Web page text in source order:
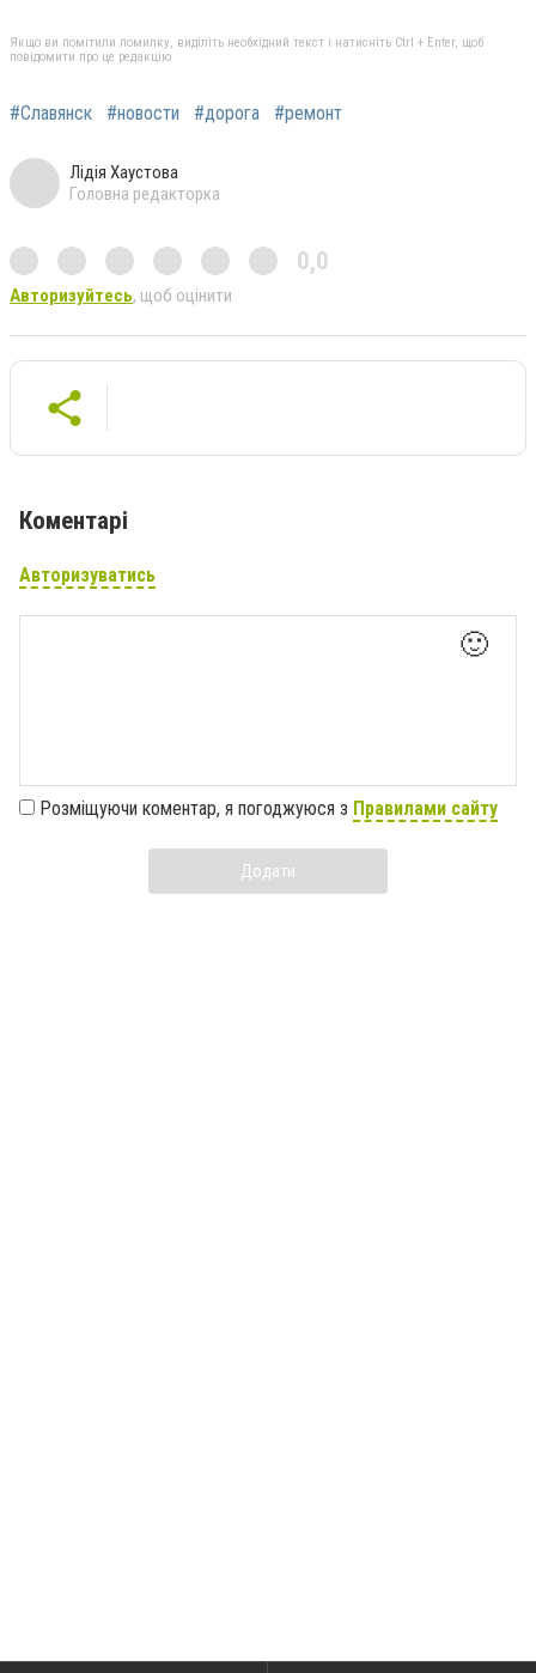
Якщо ви помітили помилку, виділіть необхідний текст і натисніть Ctrl + Enter, щоб
повідомити про це редакцію
#Славянск #новости #дорога #ремонт
Лідія Хаустова
Головна редакторка
0,0
Авторизуйтесь, щоб оцінити
Коментарі
Авторизуватись
🙂
Розміщуючи коментар, я погоджуюся з Правилами сайту
Додати